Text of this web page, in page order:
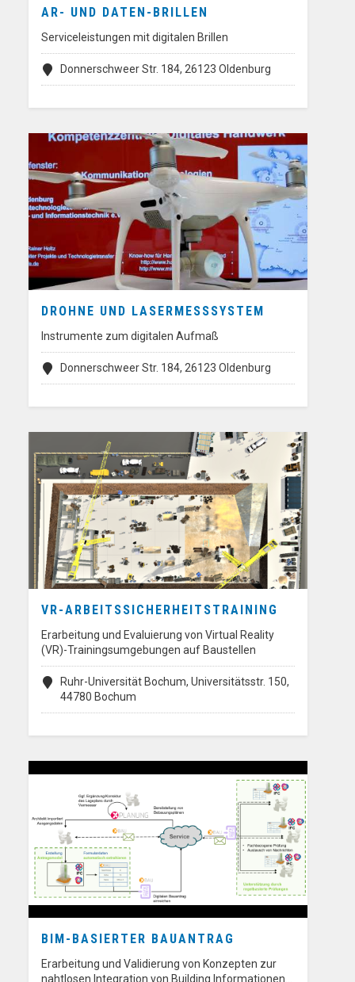
AR- UND DATEN-BRILLEN
Serviceleistungen mit digitalen Brillen
Donnerschweer Str. 184, 26123 Oldenburg
DROHNE UND LASERMESSSYSTEM
Instrumente zum digitalen Aufmaß
Donnerschweer Str. 184, 26123 Oldenburg
VR-ARBEITSSICHERHEITSTRAINING
Erarbeitung und Evaluierung von Virtual Reality
(VR)-Trainingsumgebungen auf Baustellen
Ruhr-Universität Bochum, Universitätsstr. 150,
44780 Bochum
BIM-BASIERTER BAUANTRAG
Erarbeitung und Validierung von Konzepten zur
nahtlosen Integration von Building Informationen…